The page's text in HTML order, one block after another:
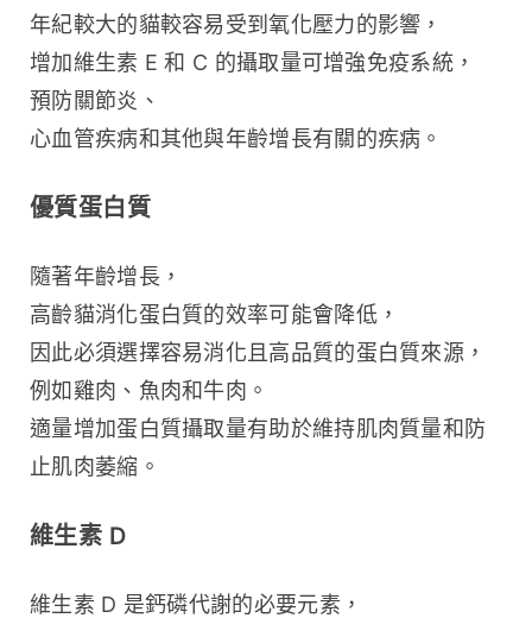
年紀較大的貓較容易受到氧化壓力的影響，
增加維生素 E 和 C 的攝取量可增強免疫系統，
預防關節炎、
心血管疾病和其他與年齡增長有關的疾病。
優質蛋白質
隨著年齡增長，
高齡貓消化蛋白質的效率可能會降低，
因此必須選擇容易消化且高品質的蛋白質來源，
例如雞肉、魚肉和牛肉。
適量增加蛋白質攝取量有助於維持肌肉質量和防
止肌肉萎縮。
維生素 D
維生素 D 是鈣磷代謝的必要元素，